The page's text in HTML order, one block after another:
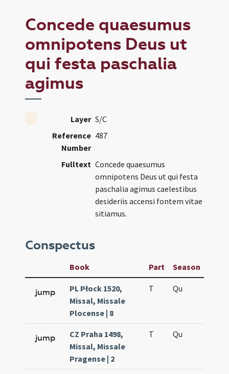
Concede quaesumus
omnipotens Deus ut
qui festa paschalia
agimus
Layer S/C
Reference
Number
487
Fulltext Concede quaesumus
omnipotens Deus ut qui festa
paschalia agimus caelestibus
desideriis accensi fontem vitae
sitiamus.
Conspectus
Book Part Season
jump
PL Płock 1520,
Missal, Missale
Plocense | 8
T Qu
jump
CZ Praha 1498,
Missal, Missale
Pragense | 2
T Qu